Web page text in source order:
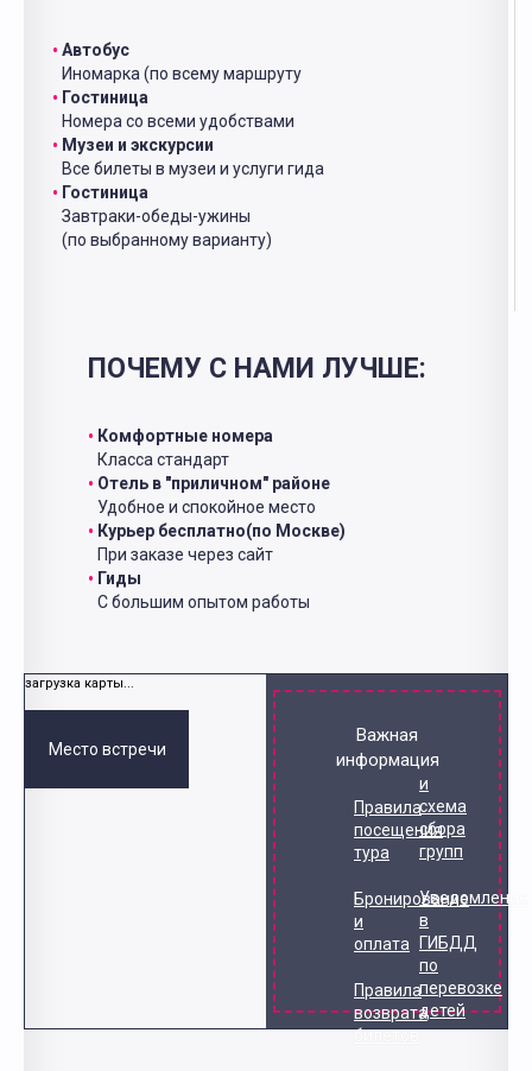
Автобус
Иномарка (по всему маршруту
Гостиница
Номера со всеми удобствами
Музеи и экскурсии
Все билеты в музеи и услуги гида
Гостиница
Завтраки-обеды-ужины
(по выбранному варианту)
ПОЧЕМУ С НАМИ ЛУЧШЕ:
Комфортные номера
Класса стандарт
Отель в "приличном" районе
Удобное и спокойное место
Курьер бесплатно(по Москве)
При заказе через сайт
Гиды
С большим опытом работы
загрузка карты...
Место встречи
Важная
информация
Правила
посещения
тура
Бронирование
и
оплата
Правила
возврата
билетов
и
схема
сбора
групп
Уведомление
в
ГИБДД
по
перевозке
детей